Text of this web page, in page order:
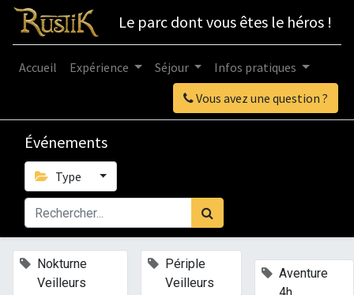
Le parc dont vous êtes le héros !
Vous avez une question ?
Accueil Expérience Séjour Infos pratiques
Événements
Type
Nokturne
Veilleurs
Périple
Veilleurs
Aventure